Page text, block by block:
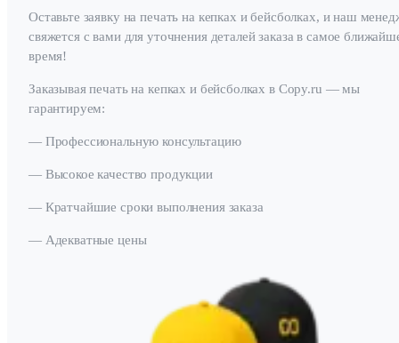
Оставьте заявку на печать на кепках и бейсболках, и наш
свяжется с вами для уточнения деталей заказа в самое
время!
Заказывая печать на кепках и бейсболках в Copy.ru — мы
гарантируем:
— Профессиональную консультацию
— Высокое качество продукции
— Кратчайшие сроки выполнения заказа
— Адекватные цены